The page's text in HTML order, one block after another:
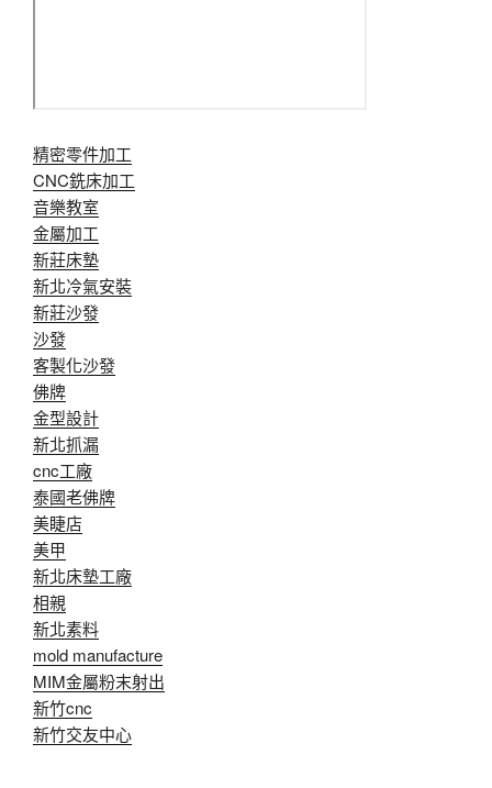
精密零件加工
CNC銑床加工
音樂教室
金屬加工
新莊床墊
新北冷氣安裝
新莊沙發
沙發
客製化沙發
佛牌
金型設計
新北抓漏
cnc工廠
泰國老佛牌
美睫店
美甲
新北床墊工廠
相親
新北素料
mold manufacture
MIM金屬粉末射出
新竹cnc
新竹交友中心